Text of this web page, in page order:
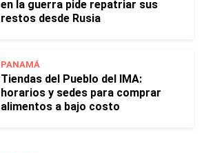
en la guerra pide repatriar sus
restos desde Rusia
PANAMÁ
Tiendas del Pueblo del IMA:
horarios y sedes para comprar
alimentos a bajo costo